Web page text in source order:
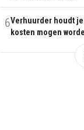
6Verhuurder houdt
kosten mogen